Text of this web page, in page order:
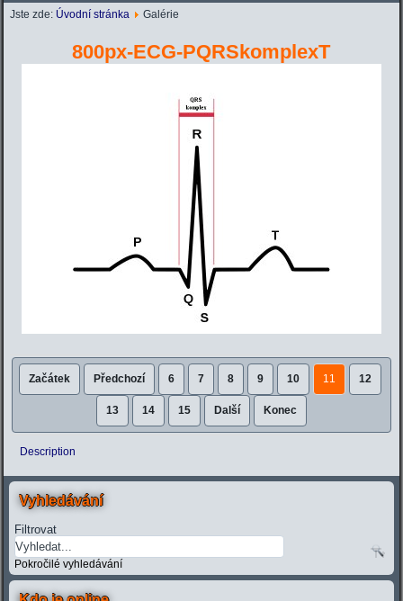
Jste zde: Úvodní stránka Galérie
800px-ECG-PQRSkomplexT
Začátek Předchozí 6 7 8 9 10 11 12
13 14 15 Další Konec
Description
Vyhledávání
Filtrovat
Pokročilé vyhledávání